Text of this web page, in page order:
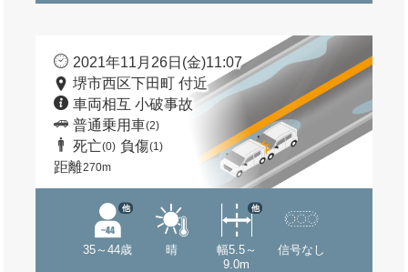
2021年11月26日(金)11:07
堺市西区下田町 付近
車両相互 小破事故
普通乗用車(2)
死亡(0) 負傷(1)
距離270m
35～44歳
他
晴
幅5.5～
9.0m
他
信号なし